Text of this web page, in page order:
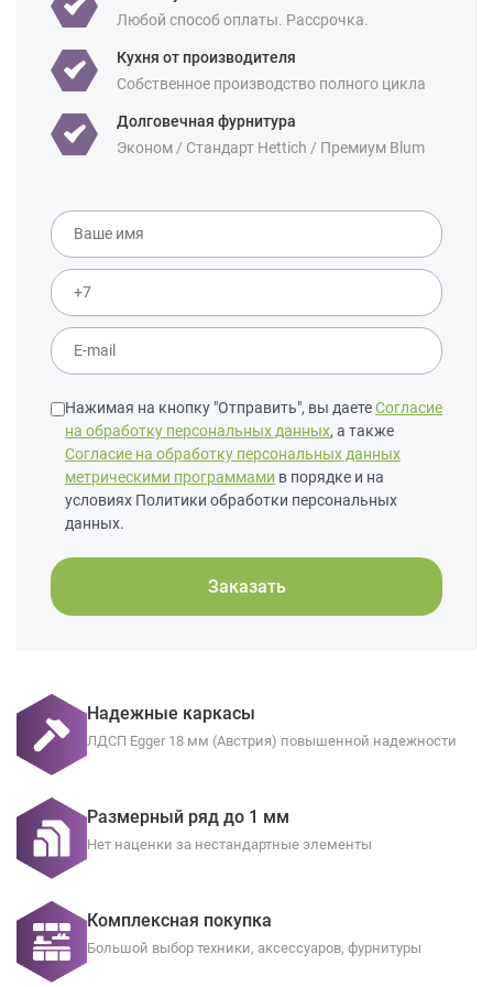
Площадь: 18 кв м
Уточнение по
фасаду:
Массив дуба
Любой способ оплаты. Рассрочка.
Кухня от производителя
Собственное производство полного цикла
Долговечная фурнитура
Эконом / Стандарт Hettich / Премиум Blum
Нажимая на кнопку "Отправить", вы даетеСогласие
на обработку персональных данных, а также
Согласие на обработку персональных данных
метрическими программами в порядке и на
условиях Политики обработки персональных
данных.
Заказать
Надежные каркасы
ЛДСП Egger 18 мм (Австрия) повышенной надежности
Размерный ряд до 1 мм
Нет наценки за нестандартные элементы
Комплексная покупка
Большой выбор техники, аксессуаров, фурнитуры